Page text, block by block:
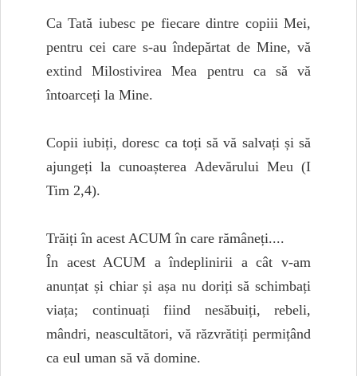
Ca Tată iubesc pe fiecare dintre copiii Mei,
pentru cei care s-au îndepărtat de Mine, vă
extind Milostivirea Mea pentru ca să vă
întoarceți la Mine.
Copii iubiți, doresc ca toți să vă salvați și să
ajungeți la cunoașterea Adevărului Meu (I
Tim 2,4).
Trăiți în acest ACUM în care rămâneți....
În acest ACUM a îndeplinirii a cât v-am
anunțat și chiar și așa nu doriți să schimbați
viața; continuați fiind nesăbuiți, rebeli,
mândri, neascultători, vă răzvrătiți permițând
ca eul uman să vă domine.